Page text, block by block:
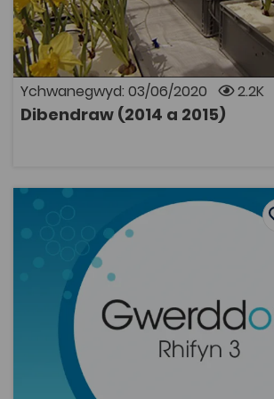
Ychwanegwyd: 03/06/2020 2.2K
Dibendraw (2014 a 2015)
Dibendraw. Oherwydd rhesymau
angen cyfrif Coleg Cymraeg i wylio
S4C. Mae modd ymaelodi ar wefan y
Cenedlaethol i gael cyfrif.
Ben Barr, 'Codi pontydd Cymru' (2008)
Dyddiad cyhoeddi: 2008
Ben Barr, 'Codi pontydd Cymru'
Tagiau
Hanes Ffiseg Gwerddon
Adnodd Coleg Cymraeg
Mae'r papur yn adrodd ar dri chyfnod o
yng Nghymru. Roedd y cyfnod cyntaf,